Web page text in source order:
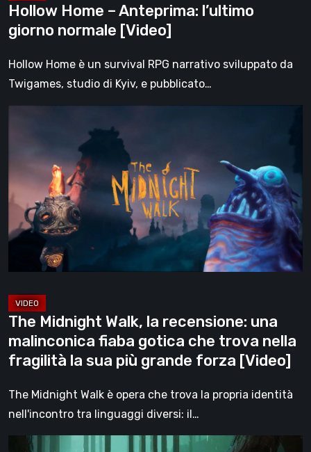
Hollow Home – Anteprima: l’ultimo
giorno normale [Video]
Hollow Home è un survival RPG narrativo sviluppato da
Twigames, studio di Kyiv, e pubblicato…
la
recensione:
una
malinconica
gotica
trova
nella
fragilità
la
forza
The Midnight Walk, la recensione: una
malinconica fiaba gotica che trova nella
fragilità la sua più grande forza [Video]
The Midnight Walk è opera che trova la propria identità
nell'incontro tra linguaggi diversi: il…
Legacy